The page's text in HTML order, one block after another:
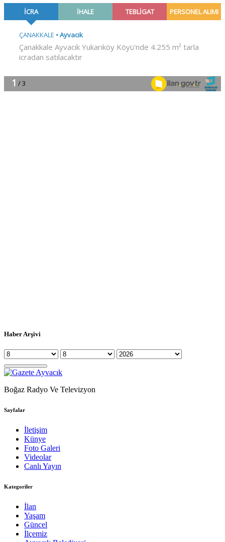
Haber Arşivi
Boğaz Radyo Ve Televizyon
Sayfalar
İletişim
Künye
Foto Galeri
Videolar
Canlı Yayın
Kategoriler
İlan
Yaşam
Güncel
İlçemiz